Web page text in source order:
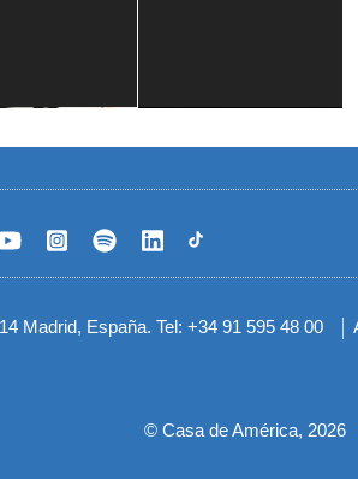
Madrid, España. Tel: +34 91 595 48 00
© Casa de América, 2026